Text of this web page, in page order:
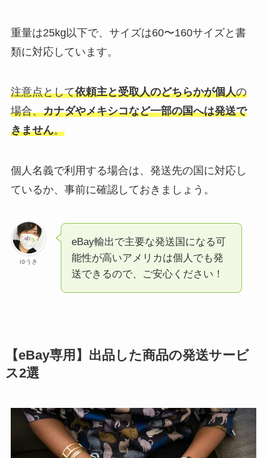
重量は25kg以下で、サイズは60〜160サイズと書
類に対応しています。
注意点として依頼主と受取人のどちらかが個人の
場合、カナダやメキシコなど一部の国へは発送で
きません。
個人名義で利用する場合は、発送先の国に対応し
ているか、事前に確認しておきましょう。
ゆうき
eBay輸出で主要な発送国になる可
能性が高いアメリカは個人でも発
送できるので、ご安心ください！
【eBay専用】出品した商品の発送サービ
ス2選